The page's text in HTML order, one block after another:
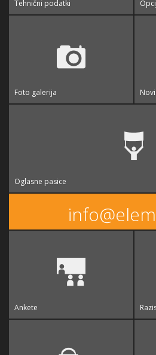
Tehnični podatki
Foto galerija
Oglasne pasice
Ankete